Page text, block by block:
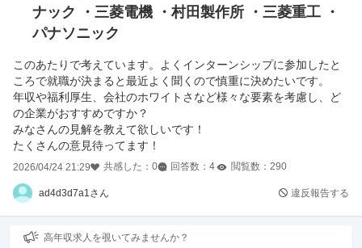
ナック ・三菱電機 ・村田製作所 ・三菱重工 ・
パナソニック
このあたりで考えています。よくインターンシップに参加したと
ころで就職が決まると最近よく聞くので慎重に決めたいです。
年収や福利厚生、会社のホワイトさなど様々な要素を考慮し、ど
の企業がおすすめですか？
みなさんの見解を教えて欲しいです！
たくさんの意見待ってます！
2026/04/24 21:29 共感した： 0 回答数： 4 閲覧数： 290
ad4d3d7a1さん 違反報告する
高年収求人を覗いてみませんか？